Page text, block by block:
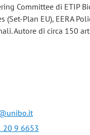
Committee di ETIP
(Set-Plan EU), EERA
Autore di circa 150
20 9 6653